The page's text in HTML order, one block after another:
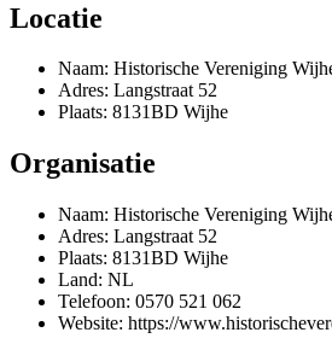
Locatie
Naam: Historische Vereniging
Adres: Langstraat 52
Plaats: 8131BD Wijhe
Organisatie
Naam: Historische Vereniging
Adres: Langstraat 52
Plaats: 8131BD Wijhe
Land: NL
Telefoon: 0570 521 062
Website: https://